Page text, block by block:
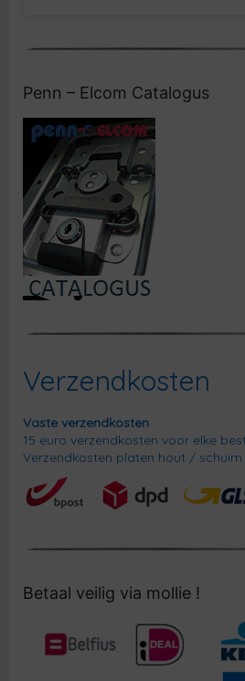
Penn – Elcom Catalogus
Verzendkosten
Vaste verzendkosten
15 euro verzendkosten voor elke
Verzendkosten platen hout /
Betaal veilig via mollie !